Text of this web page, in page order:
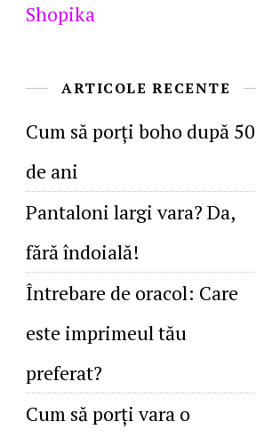
Shopika
ARTICOLE RECENTE
Cum să porţi boho după 50
de ani
Pantaloni largi vara? Da,
fără îndoială!
Întrebare de oracol: Care
este imprimeul tău
preferat?
Cum să porţi vara o